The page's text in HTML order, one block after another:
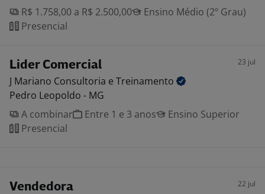
R$ 1.758,00 a R$ 2.500,00
Ensino Médio (2º Grau)
Presencial
Lider Comercial 23 jul
J Mariano Consultoria e Treinamento
Pedro Leopoldo - MG
A combinar
Entre 1 e 3 anos
Ensino Superior
Presencial
Vendedora 22 jul